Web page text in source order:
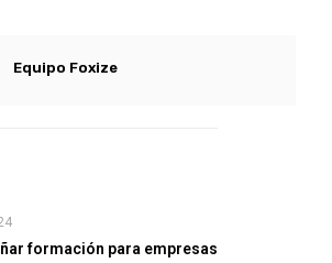
Equipo Foxize
formación para empresas